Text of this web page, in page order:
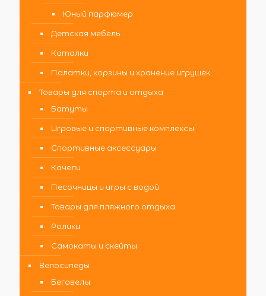
Юный парфюмер
Детская мебель
Каталки
Палатки, корзины и хранение игрушек
Товары для спорта и отдыха
Батуты
Игровые и спортивные комплексы
Спортивные аксессуары
Качели
Песочницы и игры с водой
Товары для пляжного отдыха
Ролики
Самокаты и скейты
Велосипеды
Беговелы